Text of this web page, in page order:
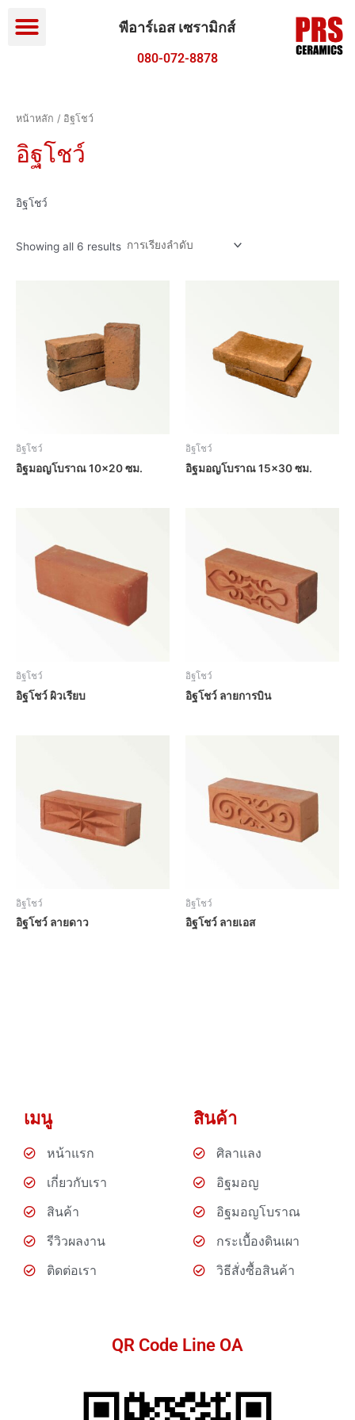
Menu พีอาร์เอส เซรามิกส์
080-072-8878
หน้าหลัก / อิฐโชว์
อิฐโชว์
อิฐโชว์
Showing all 6 results
อิฐโชว์
อิฐมอญโบราณ 10×20 ซม.
อิฐโชว์
อิฐมอญโบราณ 15×30 ซม.
อิฐโชว์
อิฐโชว์ ผิวเรียบ
อิฐโชว์
อิฐโชว์ ลายการบิน
อิฐโชว์
อิฐโชว์ ลายดาว
อิฐโชว์
อิฐโชว์ ลายเอส
เมนู
หน้าแรก
เกี่ยวกับเรา
สินค้า
รีวิวผลงาน
ติดต่อเรา
สินค้า
ศิลาแลง
อิฐมอญ
อิฐมอญโบราณ
กระเบื้องดินเผา
วิธีสั่งซื้อสินค้า
QR Code Line OA